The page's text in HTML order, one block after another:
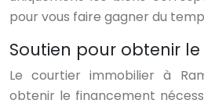
pour vous faire gagner du
Soutien pour obtenir
Le courtier immobilier à
obtenir le financement